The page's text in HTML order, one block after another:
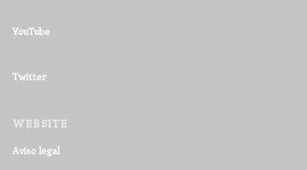
YouTube
Twitter
WEBSITE
Aviso legal